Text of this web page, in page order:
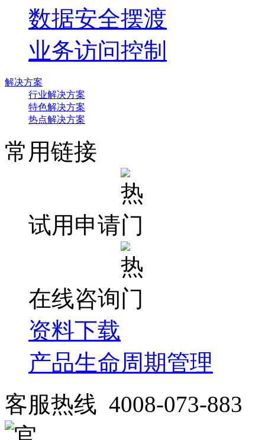
数据安全摆渡
业务访问控制
解决方案
行业解决方案
特色解决方案
热点解决方案
常用链接
试用申请
在线咨询
资料下载
产品生命周期管理
客服热线 4008-073-883